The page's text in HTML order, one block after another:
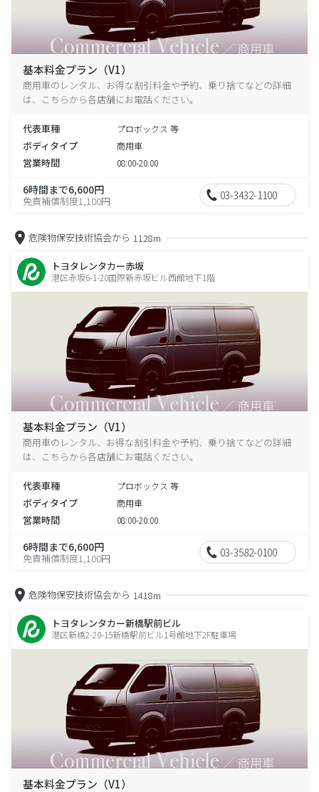
基本料金プラン（V1）
商用車のレンタル、お得な割引料金や予約、乗り捨てなどの詳細
は、こちらから各店舗にお電話ください。
代表車種 プロボックス 等
ボディタイプ 商用車
営業時間 08:00-20:00
6時間まで6,600円
免責補償制度1,100円 03-3432-1100
危険物保安技術協会から 1128m
トヨタレンタカー赤坂
港区赤坂6-1-20国際新赤坂ビル西館地下1階
基本料金プラン（V1）
商用車のレンタル、お得な割引料金や予約、乗り捨てなどの詳細
は、こちらから各店舗にお電話ください。
代表車種 プロボックス 等
ボディタイプ 商用車
営業時間 08:00-20:00
6時間まで6,600円
免責補償制度1,100円 03-3582-0100
危険物保安技術協会から 1418m
トヨタレンタカー新橋駅前ビル
港区新橋2-20-15新橋駅前ビル1号館地下2F駐車場
基本料金プラン（V1）